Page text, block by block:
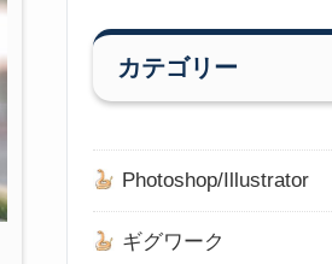
カテゴリー
Photoshop/Illustrator
ギグワーク